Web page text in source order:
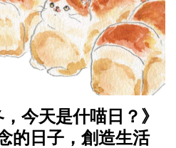
今天是什喵日？》
的日子，創造生活